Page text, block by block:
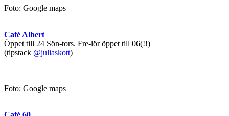
Foto: Google maps
Café Albert
Öppet till 24 Sön-tors. Fre-lör öppet till 06(!!)
(tipstack @juliaskott)
Foto: Google maps